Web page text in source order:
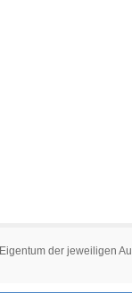
der jeweiligen